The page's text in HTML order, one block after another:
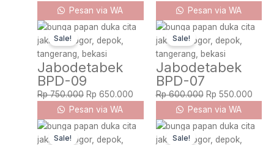
Pesan via WA Pesan via WA
Sale!
Jabodetabek
BPD-09
Rp750.000
Original
price
was:
Rp 750.000.
Rp 650.000
Current
Rp 650.000.
Pesan via WA
Sale!
Jabodetabek
BPD-07
Rp600.000
Original
price
was:
Rp 600.000.
Rp 550.000
Pesan via WA
Sale!
Original
price
Current
Sale!
Original
price